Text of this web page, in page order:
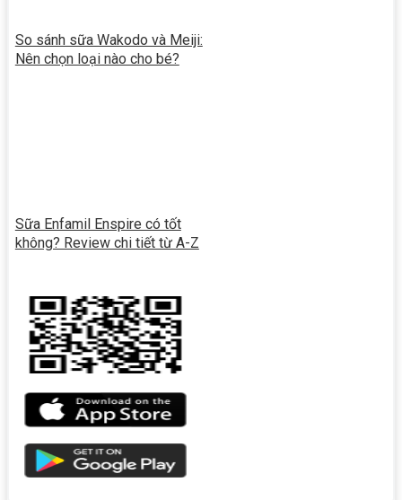
So sánh sữa Wakodo và Meiji:
Nên chọn loại nào cho bé?
Sữa Enfamil Enspire có tốt
không? Review chi tiết từ A-Z